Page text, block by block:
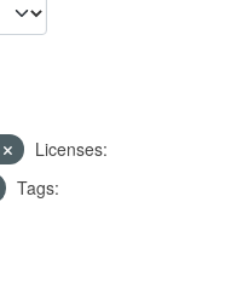
Licenses:
Tags: